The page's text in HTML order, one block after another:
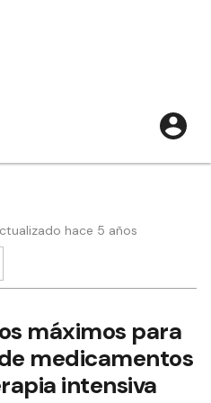
hace 5 años
máximos para
medicamentos
intensiva